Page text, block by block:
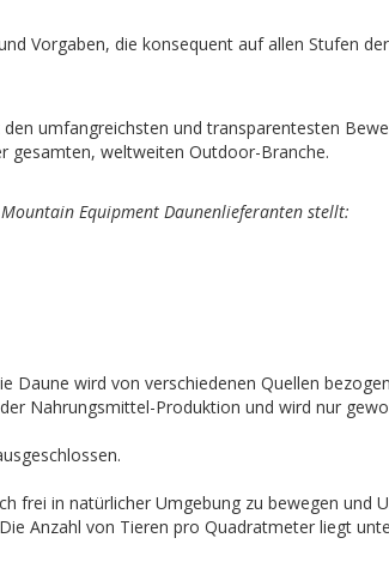
Vorgaben, die konsequent auf allen Stufen
umfangreichsten und transparentesten
gesamten, weltweiten Outdoor-Branche.
Equipment Daunenlieferanten stellt:
Daune wird von verschiedenen Quellen
Nahrungsmittel-Produktion und wird nur
frei in natürlicher Umgebung zu bewegen und
Anzahl von Tieren pro Quadratmeter liegt